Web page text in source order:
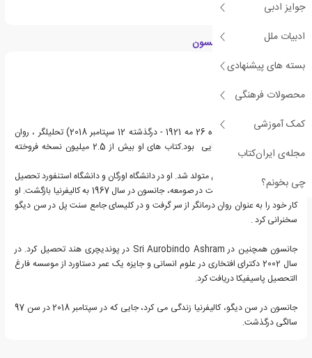
جوایز ادبی
ادبیات ملل
بسته های پیشنهادی
محصولات فرهنگی
کمک آموزشی
مجله‌ی ایران‌کتاب
چی بخونم؟
درباره رابرت الکس جانسون
رابرت الکس جانسون (زاده 26 مه 1921 - درگذشته 12 سپتامبر 2018) تحلیلگر ، روان
درمانگر و نویسنده آمریکایی بود.کتاب های او بیش از 2.5 میلیون نسخه فروخته
است
جانسون در پورتلند، اورگان متولد شد. او در دانشگاه اورگان و دانشگاه استنفورد تحصیل
کرد. پس از چهار سال اقامت در صومعه، جانسون در سال 1967 به کالیفرنیا بازگشت. او
کار خود را به عنوان روان درمانگر از سر گرفت و در کلیسای جامع سنت پل در سن دیگو
سخنرانی کرد .
جانسون همچنین در Sri Aurobindo Ashram در پوندیچری هند تحصیل کرد. در
سال 2002 دکترای افتخاری در علوم انسانی و جایزه یک عمر دستاورد از موسسه فارغ
التحصیل پاسیفیکا دریافت کرد.
جانسون در سن دیگو، کالیفرنیا زندگی می کرد، جایی که در سپتامبر 2018 در سن 97
سالگی درگذشت.